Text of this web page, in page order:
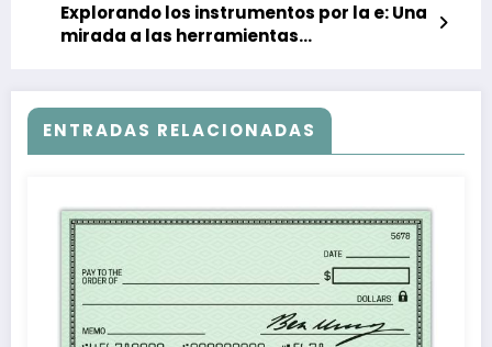
Explorando los instrumentos por la e: Una
mirada a las herramientas
ENTRADAS RELACIONADAS